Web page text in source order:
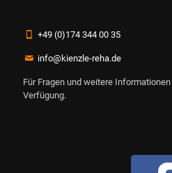
+49 (0)174 344 00 35
info@kienzle-reha.de
Für Fragen und weitere
Verfügung.